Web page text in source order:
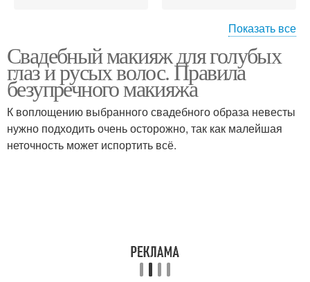
Макияж с волосами макияж для серых глаз
Поэтапный макияж
Тени для серо-голубых
Показать все
Свадебный макияж для голубых
глаз и русых волос. Правила
безупречного макияжа
К воплощению выбранного свадебного образа невесты
нужно подходить очень осторожно, так как малейшая
неточность может испортить всё.